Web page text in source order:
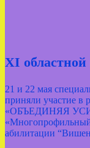
XI областной
21 и 22 мая
приняли участие в
«ОБЪЕДИНЯЯ
абилитации